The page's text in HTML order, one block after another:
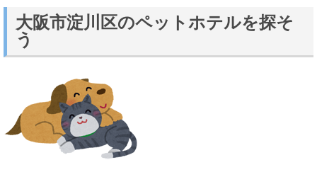
大阪市淀川区のペットホテルを探そ
う